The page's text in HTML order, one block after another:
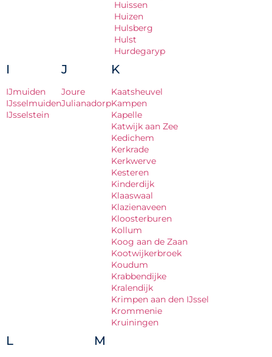
Huissen
Huizen
Hulsberg
Hulst
Hurdegaryp
I
IJmuiden
IJsselmuiden
IJsselstein
J
Joure
Julianadorp
K
Kaatsheuvel
Kampen
Kapelle
Katwijk aan Zee
Kedichem
Kerkrade
Kerkwerve
Kesteren
Kinderdijk
Klaaswaal
Klazienaveen
Kloosterburen
Kollum
Koog aan de Zaan
Kootwijkerbroek
Koudum
Krabbendijke
Kralendijk
Krimpen aan den IJssel
Krommenie
Kruiningen
L M